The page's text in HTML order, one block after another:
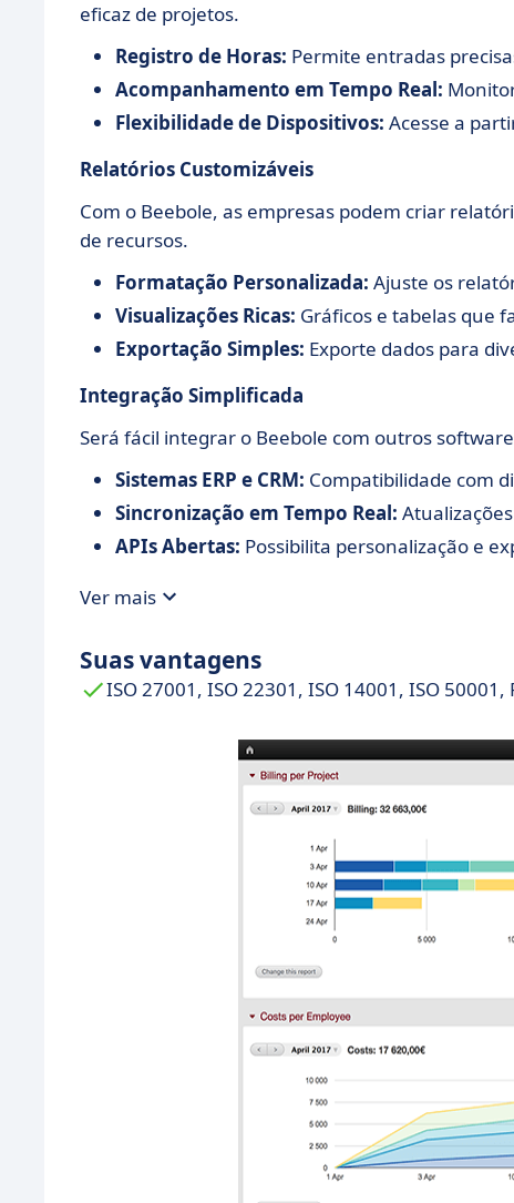
eficaz de projetos.
Registro de Horas: Permite entradas
Acompanhamento em Tempo Real:
Flexibilidade de Dispositivos: Acesse a
Relatórios Customizáveis
Com o Beebole, as empresas podem criar
de recursos.
Formatação Personalizada: Ajuste os
Visualizações Ricas: Gráficos e tabelas que
Exportação Simples: Exporte dados para
Integração Simplificada
Será fácil integrar o Beebole com outros
Sistemas ERP e CRM: Compatibilidade com
Sincronização em Tempo Real:
APIs Abertas: Possibilita personalização e
Ver mais
Suas vantagens
ISO 27001, ISO 22301, ISO 14001, ISO 50001,